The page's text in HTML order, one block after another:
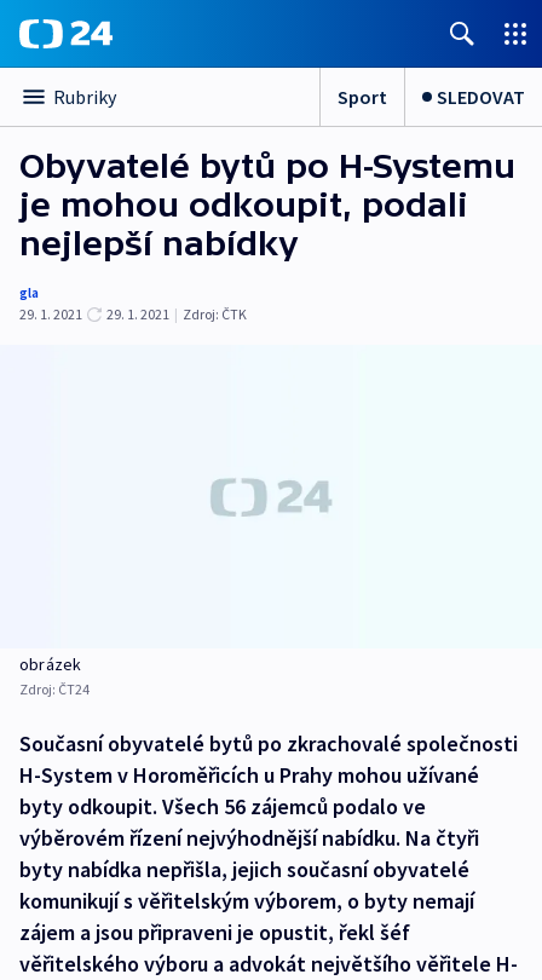
Rubriky Sport SLEDOVAT
Obyvatelé bytů po H-Systemu
je mohou odkoupit, podali
nejlepší nabídky
gla
29. 1. 2021
29. 1. 2021 | Zdroj: ČTK
obrázek
Zdroj: ČT24
Současní obyvatelé bytů po zkrachovalé společnosti
H-System v Horoměřicích u Prahy mohou užívané
byty odkoupit. Všech 56 zájemců podalo ve
výběrovém řízení nejvýhodnější nabídku. Na čtyři
byty nabídka nepřišla, jejich současní obyvatelé
komunikují s věřitelským výborem, o byty nemají
zájem a jsou připraveni je opustit, řekl šéf
věřitelského výboru a advokát největšího věřitele H-